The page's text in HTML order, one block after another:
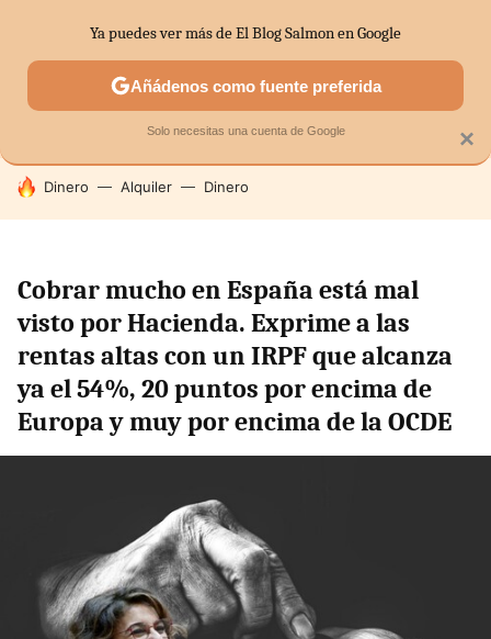
SECTORES ECONOMÍA DOMÉSTICA MERCADOS
HOY SE HABLA DE
Dinero Alquiler Dinero
Cobrar mucho en España está mal
visto por Hacienda. Exprime a las
rentas altas con un IRPF que alcanza
ya el 54%, 20 puntos por encima de
Europa y muy por encima de la OCDE
×
Ya puedes ver más de El Blog Salmon en Google
Añádenos como fuente preferida
Solo necesitas una cuenta de Google